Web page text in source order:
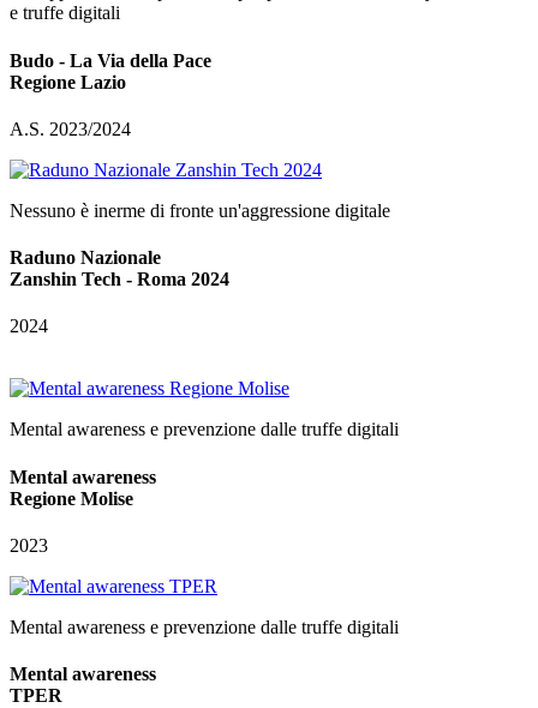
e truffe digitali
Budo - La Via della Pace
Regione Lazio
A.S. 2023/2024
Nessuno è inerme di fronte un'aggressione digitale
Raduno Nazionale
Zanshin Tech - Roma 2024
2024
Mental awareness e prevenzione dalle truffe digitali
Mental awareness
Regione Molise
2023
Mental awareness e prevenzione dalle truffe digitali
Mental awareness
TPER